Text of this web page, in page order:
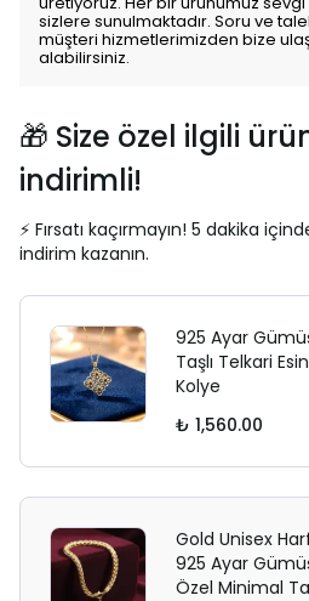
sizlere sunulmaktadır. Soru ve
müşteri hizmetlerimizden bize
alabilirsiniz.
🎁 Size özel ilgili
indirimli!
⚡ Fırsatı kaçırmayın! 5 dakika
indirim kazanın.
925 Ayar
Taşlı Telkari
Kolye
₺ 1,560.00
Gold Unisex
925 Ayar
Özel Minimal